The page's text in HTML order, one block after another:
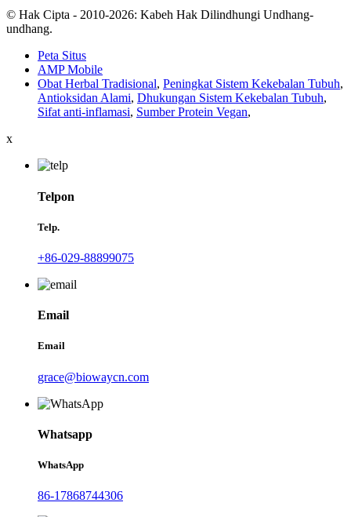
© Hak Cipta - 2010-2026: Kabeh Hak Dilindhungi Undhang-
undhang.
Peta Situs
AMP Mobile
Obat Herbal Tradisional, Peningkat Sistem Kekebalan Tubuh,
Antioksidan Alami, Dhukungan Sistem Kekebalan Tubuh,
Sifat anti-inflamasi, Sumber Protein Vegan,
x
Telpon
Telp.
+86-029-88899075
Email
Email
grace@biowaycn.com
Whatsapp
WhatsApp
86-17868744306